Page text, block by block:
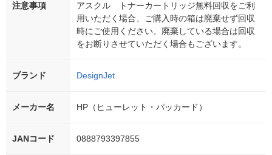
注意事項
アスクル トナーカートリッジ無料回収をご利
用いただく場合、ご購入時の箱は廃棄せず回収
時にご使用ください。廃棄している場合は回収
をお断りさせていただく場合もございます。
ブランド DesignJet
メーカー名 HP（ヒューレット・パッカード）
JANコード 0888793397855